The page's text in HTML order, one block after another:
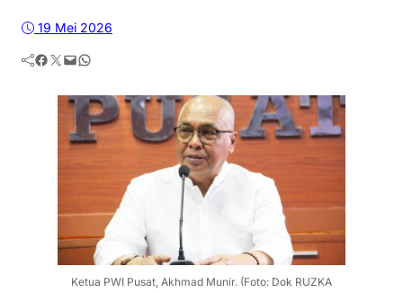
19 Mei 2026
Facebook Twitter Mail WhatsApp
Ketua PWI Pusat, Akhmad Munir. (Foto: Dok RUZKA